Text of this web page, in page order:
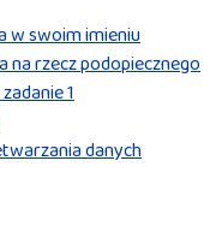
w swoim imieniu
na rzecz podopiecznego
1
danych